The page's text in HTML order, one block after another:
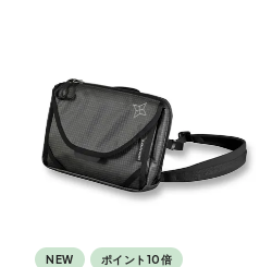
NEW ポイント10倍